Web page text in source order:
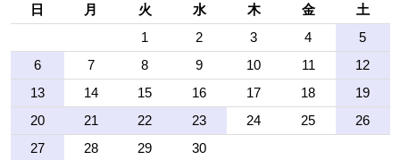
日 月 火 水 木 金
土
1
2 3 4
5
6
7 8 9 10 11
12
13
14 15 16 17 18
19
20
21 22 23 24 25
26
27
28 29 30